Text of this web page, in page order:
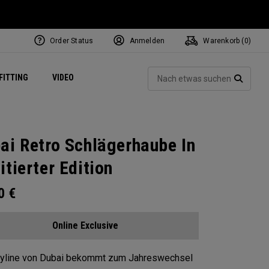
VIDEO Exclusive Mavrik Complete Sets
Exklusiv - Golfbälle
Women's Golf Balls
Exklusiv - Zubehör
Regional Performance Centers
Order Status Anmelden Warenkorb ( 0)
Retro Schlägerhaube In
Edition
€
Online Exclusive
von Dubai bekommt zum Jahreswechsel